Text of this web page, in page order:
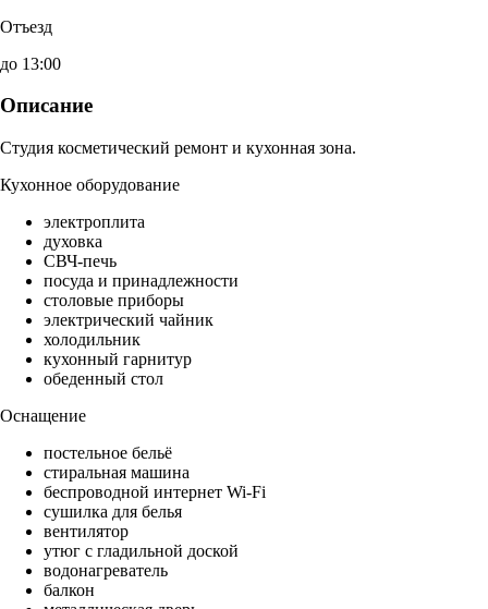
Отъезд
до 13:00
Описание
Студия косметический ремонт и кухонная зона.
Кухонное оборудование
электроплита
духовка
СВЧ-печь
посуда и принадлежности
столовые приборы
электрический чайник
холодильник
кухонный гарнитур
обеденный стол
Оснащение
постельное бельё
стиральная машина
беспроводной интернет Wi-Fi
сушилка для белья
вентилятор
утюг с гладильной доской
водонагреватель
балкон